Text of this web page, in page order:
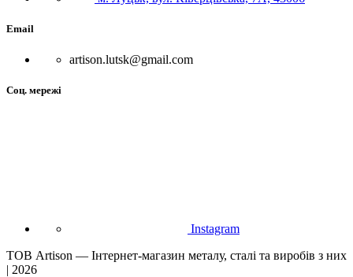
Email
artison.lutsk@gmail.com
Соц. мережі
Instagram
ТОВ Artison — Інтернет-магазин металу, сталі та виробів з них
| 2026